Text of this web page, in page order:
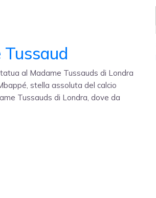
al Madame Tussauds di Londra
stella assoluta del calcio
Tussauds di Londra, dove da